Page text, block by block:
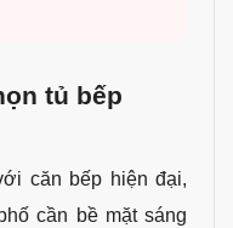
tủ bếp
căn bếp hiện đại,
cần bề mặt sáng